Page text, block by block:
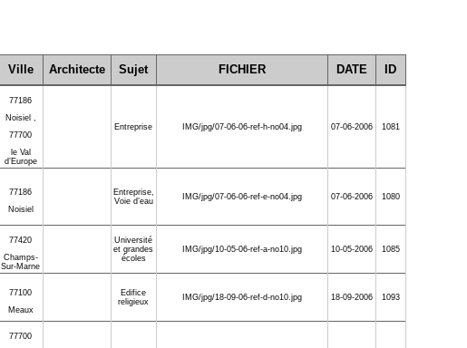
Ville Architecte Sujet FICHIER DATE ID
77186
Noisiel ,
77700
le Val
d’Europe
Entreprise IMG/jpg/07-06-06-ref-h-no04.jpg 07-06-2006 1081
77186
Noisiel
Entreprise,
Voie d’eau
IMG/jpg/07-06-06-ref-e-no04.jpg 07-06-2006 1080
77420
Champs-
Sur-Marne
Université
et grandes
écoles
IMG/jpg/10-05-06-ref-a-no10.jpg 10-05-2006 1085
77100
Meaux
Edifice
religieux
IMG/jpg/18-09-06-ref-d-no10.jpg 18-09-2006 1093
77700